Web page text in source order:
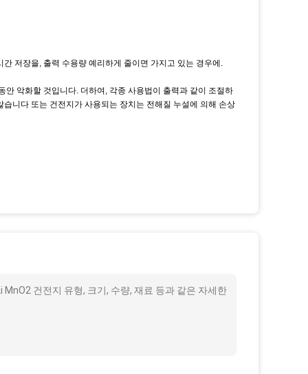
저장을, 출력 수용량 예리하게 줄이면 가지고 있는 경우에.
악화할 것입니다. 더하여, 각종 사용법이 출력과 같이 조절하
니다 또는 건전지가 사용되는 장치는 전해질 누설에 의해 손상
건전지 유형, 크기, 수량, 재료 등과 같은 자세한